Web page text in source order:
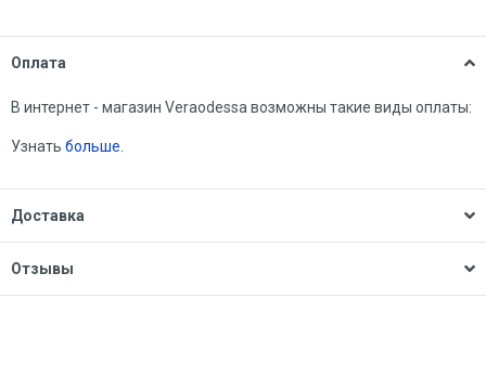
Оплата
В интернет - магазин Veraodessa возможны такие виды оплаты:
Узнать больше.
Доставка
Отзывы